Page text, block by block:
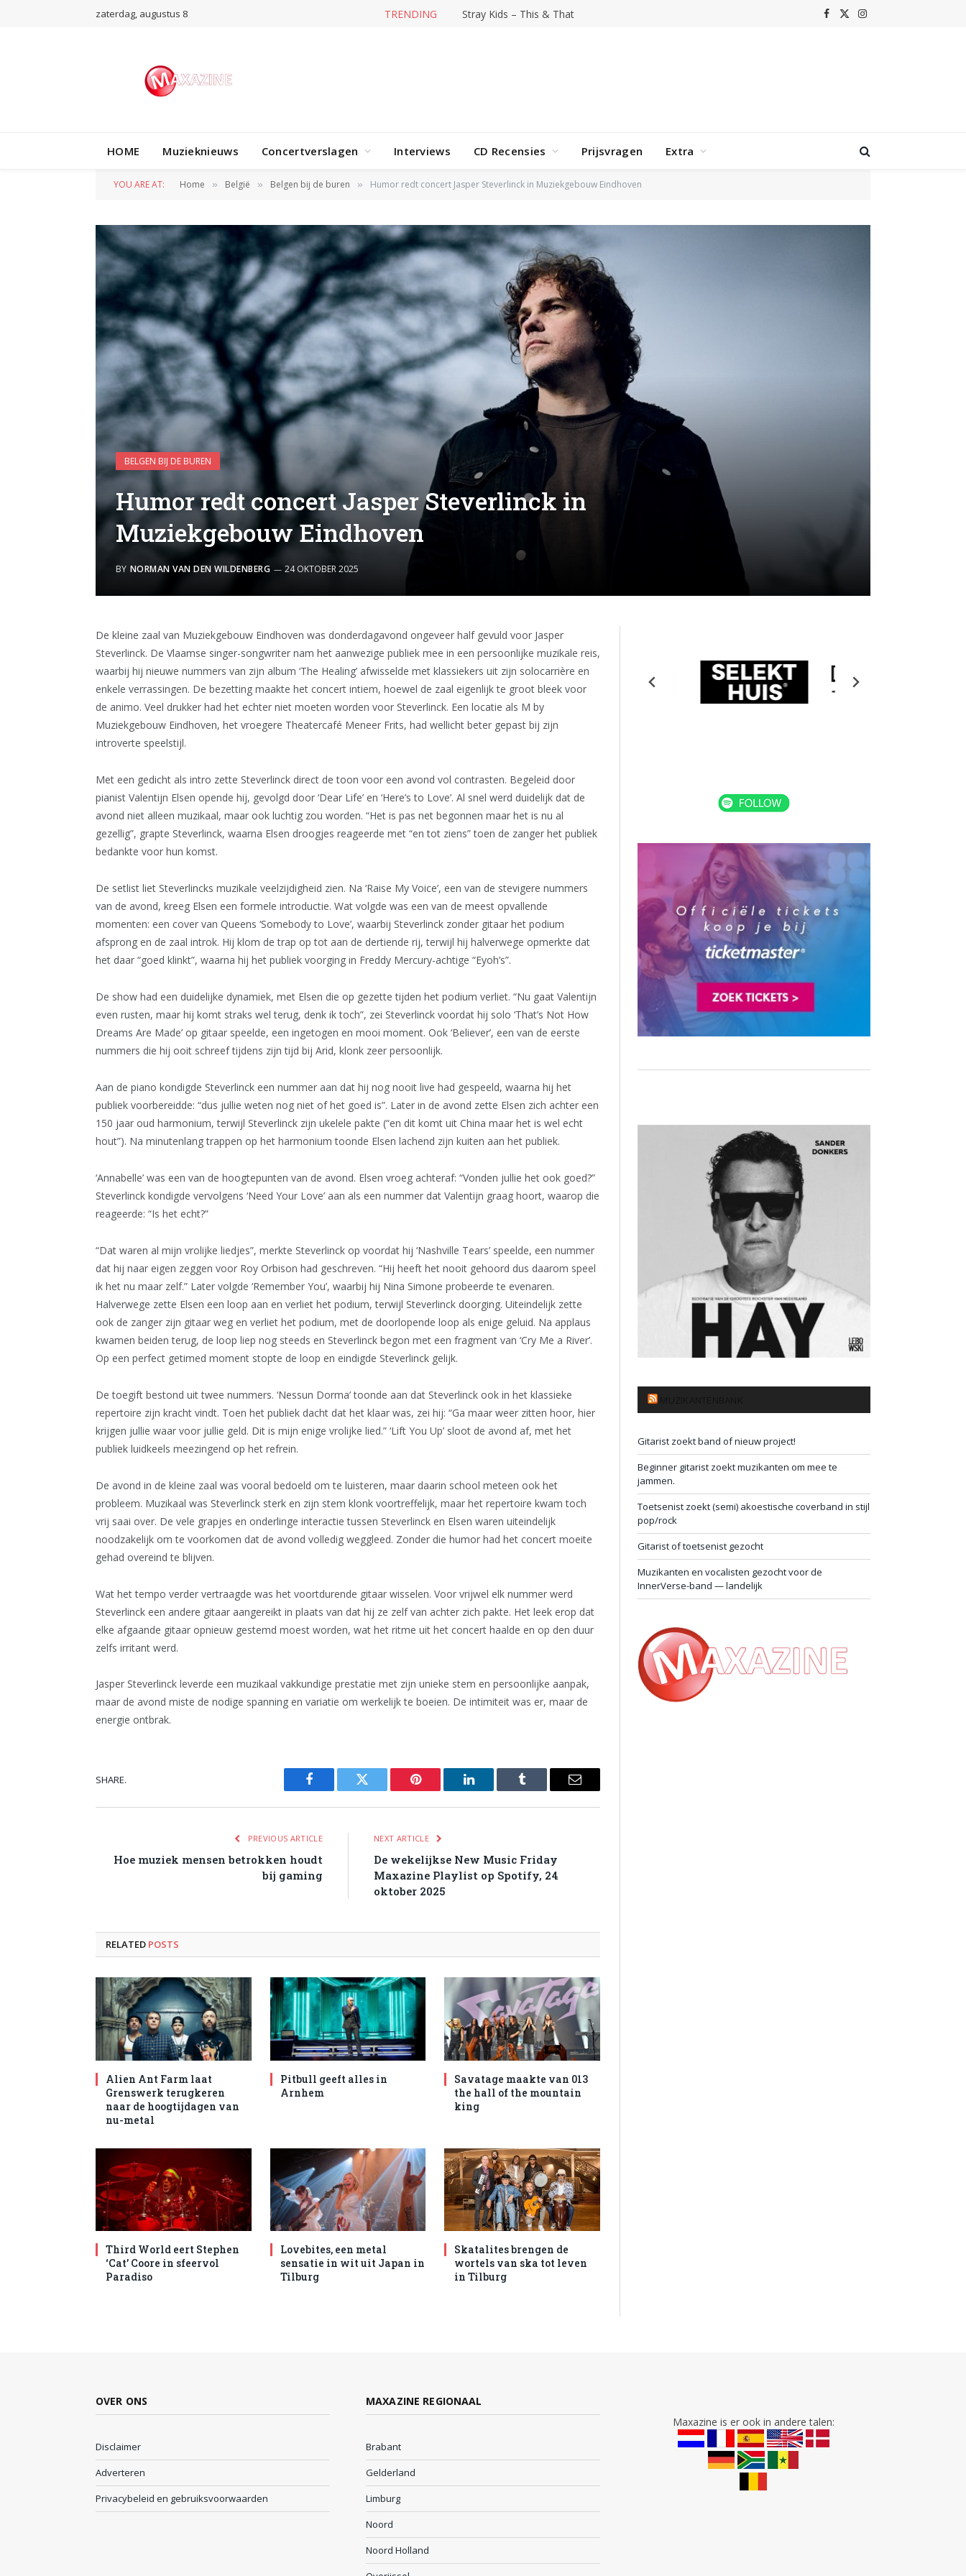
zaterdag, augustus 8 TRENDING Stray Kids – This & That Facebook
X
Instagram
HOME Muzieknieuws Concertverslagen Interviews CD Recensies Prijsvragen Extra
YOU ARE AT: Home » België » Belgen bij de buren » Humor redt concert Jasper Steverlinck in Muziekgebouw Eindhoven
BELGEN BIJ DE BUREN
Humor redt concert Jasper Steverlinck in
Muziekgebouw Eindhoven
BY NORMAN VAN DEN WILDENBERG 24 OKTOBER 2025
De kleine zaal van Muziekgebouw Eindhoven was donderdagavond ongeveer half gevuld voor Jasper
Steverlinck. De Vlaamse singer-songwriter nam het aanwezige publiek mee in een persoonlijke muzikale reis,
waarbij hij nieuwe nummers van zijn album ‘The Healing’ afwisselde met klassiekers uit zijn solocarrière en
enkele verrassingen. De bezetting maakte het concert intiem, hoewel de zaal eigenlijk te groot bleek voor
de animo. Veel drukker had het echter niet moeten worden voor Steverlinck. Een locatie als M by
Muziekgebouw Eindhoven, het vroegere Theatercafé Meneer Frits, had wellicht beter gepast bij zijn
introverte speelstijl.
Met een gedicht als intro zette Steverlinck direct de toon voor een avond vol contrasten. Begeleid door
pianist Valentijn Elsen opende hij, gevolgd door ‘Dear Life’ en ‘Here’s to Love’. Al snel werd duidelijk dat de
avond niet alleen muzikaal, maar ook luchtig zou worden. “Het is pas net begonnen maar het is nu al
gezellig”, grapte Steverlinck, waarna Elsen droogjes reageerde met “en tot ziens” toen de zanger het publiek
bedankte voor hun komst.
De setlist liet Steverlincks muzikale veelzijdigheid zien. Na ‘Raise My Voice’, een van de stevigere nummers
van de avond, kreeg Elsen een formele introductie. Wat volgde was een van de meest opvallende
momenten: een cover van Queens ‘Somebody to Love’, waarbij Steverlinck zonder gitaar het podium
afsprong en de zaal introk. Hij klom de trap op tot aan de dertiende rij, terwijl hij halverwege opmerkte dat
het daar “goed klinkt”, waarna hij het publiek voorging in Freddy Mercury-achtige “Eyoh’s”.
De show had een duidelijke dynamiek, met Elsen die op gezette tijden het podium verliet. “Nu gaat Valentijn
even rusten, maar hij komt straks wel terug, denk ik toch”, zei Steverlinck voordat hij solo ‘That’s Not How
Dreams Are Made’ op gitaar speelde, een ingetogen en mooi moment. Ook ‘Believer’, een van de eerste
nummers die hij ooit schreef tijdens zijn tijd bij Arid, klonk zeer persoonlijk.
Aan de piano kondigde Steverlinck een nummer aan dat hij nog nooit live had gespeeld, waarna hij het
publiek voorbereidde: “dus jullie weten nog niet of het goed is”. Later in de avond zette Elsen zich achter een
150 jaar oud harmonium, terwijl Steverlinck zijn ukelele pakte (“en dit komt uit China maar het is wel echt
hout”). Na minutenlang trappen op het harmonium toonde Elsen lachend zijn kuiten aan het publiek.
‘Annabelle’ was een van de hoogtepunten van de avond. Elsen vroeg achteraf: “Vonden jullie het ook goed?”
Steverlinck kondigde vervolgens ‘Need Your Love’ aan als een nummer dat Valentijn graag hoort, waarop die
reageerde: “Is het echt?”
“Dat waren al mijn vrolijke liedjes”, merkte Steverlinck op voordat hij ‘Nashville Tears’ speelde, een nummer
dat hij naar eigen zeggen voor Roy Orbison had geschreven. “Hij heeft het nooit gehoord dus daarom speel
ik het nu maar zelf.” Later volgde ‘Remember You’, waarbij hij Nina Simone probeerde te evenaren.
Halverwege zette Elsen een loop aan en verliet het podium, terwijl Steverlinck doorging. Uiteindelijk zette
ook de zanger zijn gitaar weg en verliet het podium, met de doorlopende loop als enige geluid. Na applaus
kwamen beiden terug, de loop liep nog steeds en Steverlinck begon met een fragment van ‘Cry Me a River’.
Op een perfect getimed moment stopte de loop en eindigde Steverlinck gelijk.
De toegift bestond uit twee nummers. ‘Nessun Dorma’ toonde aan dat Steverlinck ook in het klassieke
repertoire zijn kracht vindt. Toen het publiek dacht dat het klaar was, zei hij: “Ga maar weer zitten hoor, hier
krijgen jullie waar voor jullie geld. Dit is mijn enige vrolijke lied.” ‘Lift You Up’ sloot de avond af, met het
publiek luidkeels meezingend op het refrein.
De avond in de kleine zaal was vooral bedoeld om te luisteren, maar daarin school meteen ook het
probleem. Muzikaal was Steverlinck sterk en zijn stem klonk voortreffelijk, maar het repertoire kwam toch
vrij saai over. De vele grapjes en onderlinge interactie tussen Steverlinck en Elsen waren uiteindelijk
noodzakelijk om te voorkomen dat de avond volledig weggleed. Zonder die humor had het concert moeite
gehad overeind te blijven.
Wat het tempo verder vertraagde was het voortdurende gitaar wisselen. Voor vrijwel elk nummer werd
Steverlinck een andere gitaar aangereikt in plaats van dat hij ze zelf van achter zich pakte. Het leek erop dat
elke afgaande gitaar opnieuw gestemd moest worden, wat het ritme uit het concert haalde en op den duur
zelfs irritant werd.
Jasper Steverlinck leverde een muzikaal vakkundige prestatie met zijn unieke stem en persoonlijke aanpak,
maar de avond miste de nodige spanning en variatie om werkelijk te boeien. De intimiteit was er, maar de
energie ontbrak.
SHARE.
Facebook Twitter Pinterest LinkedIn Tumblr Email
PREVIOUS ARTICLE
Hoe muziek mensen betrokken houdt
bij gaming
NEXT ARTICLE
De wekelijkse New Music Friday
Maxazine Playlist op Spotify, 24
oktober 2025
RELATED POSTS
Alien Ant Farm laat
Grenswerk terugkeren
naar de hoogtijdagen van
nu-metal
Pitbull geeft alles in
Arnhem
Savatage maakte van 013
the hall of the mountain
king
Third World eert Stephen
‘Cat’ Coore in sfeervol
Paradiso
Lovebites, een metal
sensatie in wit uit Japan in
Tilburg
Skatalites brengen de
wortels van ska tot leven
in Tilburg
Gitarist zoekt band of nieuw project!
Beginner gitarist zoekt muzikanten om mee te
jammen.
Toetsenist zoekt (semi) akoestische coverband in stijl
pop/rock
Gitarist of toetsenist gezocht
Muzikanten en vocalisten gezocht voor de
InnerVerse-band — landelijk
OVER ONS
Disclaimer
Adverteren
Privacybeleid en gebruiksvoorwaarden
MAXAZINE REGIONAAL
Brabant
Gelderland
Limburg
Noord
Noord Holland
Maxazine is er ook in andere talen: